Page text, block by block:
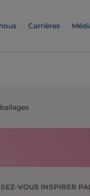
Carrières
VOUS INSPIRER